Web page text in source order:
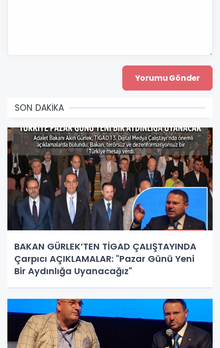
SON DAKİKA
BAKAN GÜRLEK’TEN TİGAD ÇALIŞTAYINDA
Çarpıcı AÇIKLAMALAR: "Pazar Günü Yeni
Bir Aydınlığa Uyanacağız"